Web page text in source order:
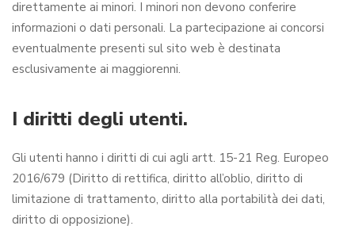
direttamente ai minori. I minori non devono conferire
informazioni o dati personali. La partecipazione ai concorsi
eventualmente presenti sul sito web è destinata
esclusivamente ai maggiorenni.
I diritti degli utenti.
Gli utenti hanno i diritti di cui agli artt. 15-21 Reg. Europeo
2016/679 (Diritto di rettifica, diritto all’oblio, diritto di
limitazione di trattamento, diritto alla portabilità dei dati,
diritto di opposizione).